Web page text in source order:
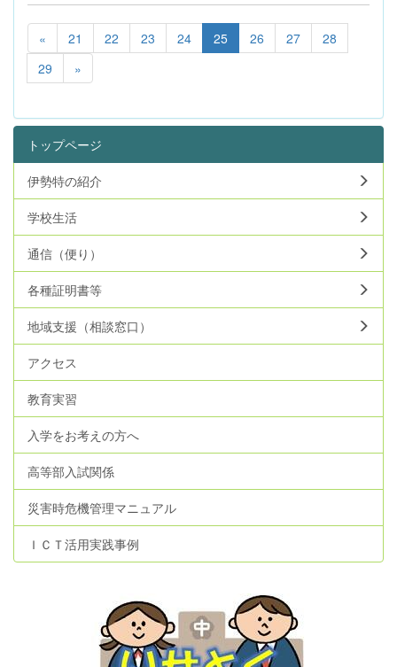
« 21 22 23 24 25 26 27
28
29
»
トップページ
伊勢特の紹介
学校生活
通信（便り）
各種証明書等
地域支援（相談窓口）
アクセス
教育実習
入学をお考えの方へ
高等部入試関係
災害時危機管理マニュアル
ＩＣＴ活用実践事例